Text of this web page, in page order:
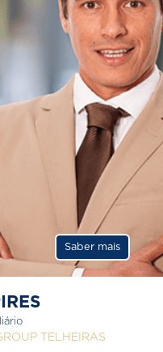
Saber mais
TELHEIRAS